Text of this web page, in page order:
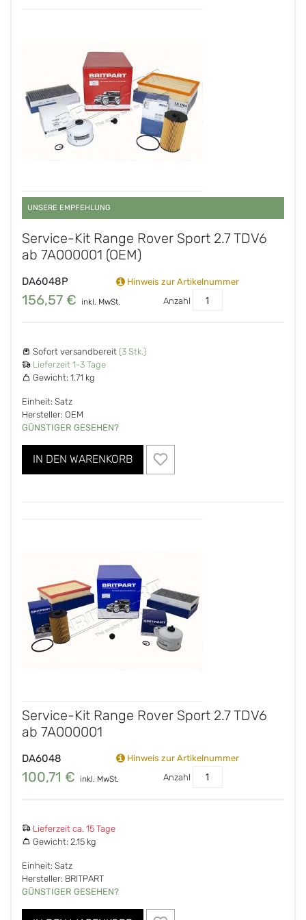
UNSERE EMPFEHLUNG
Service-Kit Range Rover Sport 2.7 TDV6
ab 7A000001 (OEM)
DA6048P Hinweis zur Artikelnummer
156,57 € inkl. MwSt. Anzahl
Sofort versandbereit (3 Stk.)
Lieferzeit 1-3 Tage
Gewicht: 1.71 kg
Einheit: Satz
Hersteller: OEM
GÜNSTIGER GESEHEN?
IN DEN WARENKORB
Service-Kit Range Rover Sport 2.7 TDV6
ab 7A000001
DA6048 Hinweis zur Artikelnummer
100,71 € inkl. MwSt. Anzahl
Lieferzeit ca. 15 Tage
Gewicht: 2.15 kg
Einheit: Satz
Hersteller: BRITPART
GÜNSTIGER GESEHEN?